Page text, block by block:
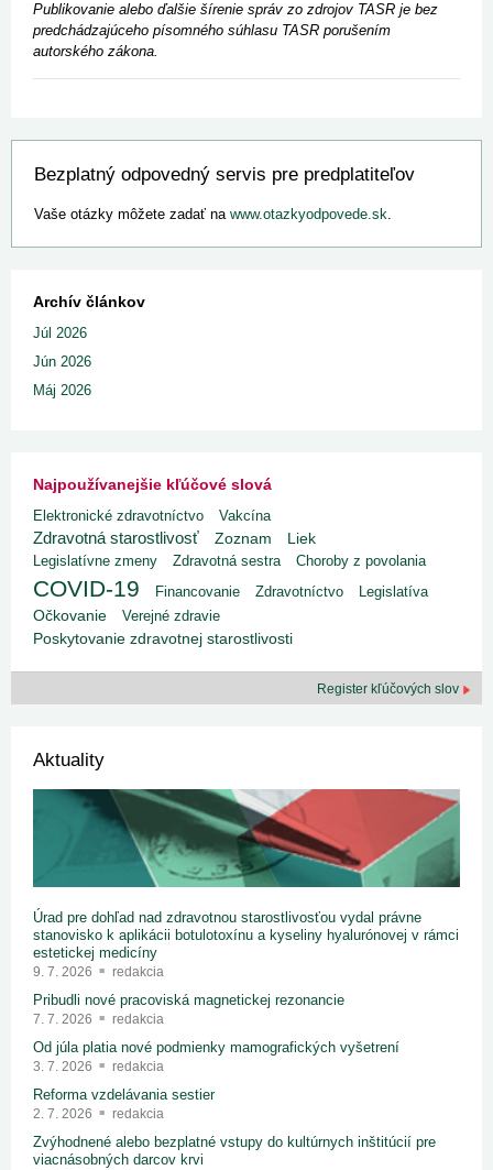
Publikovanie alebo ďalšie šírenie správ zo zdrojov TASR je bez
predchádzajúceho písomného súhlasu TASR porušením
autorského zákona.
Bezplatný odpovedný servis pre predplatiteľov
Vaše otázky môžete zadať na www.otazkyodpovede.sk.
Archív článkov
Júl 2026
Jún 2026
Máj 2026
Najpoužívanejšie kľúčové slová
Elektronické zdravotníctvo Vakcína
Zdravotná starostlivosť Zoznam Liek
Legislatívne zmeny Zdravotná sestra Choroby z povolania
COVID-19 Financovanie Zdravotníctvo
Legislatíva
Očkovanie
Verejné zdravie
Poskytovanie zdravotnej starostlivosti
Register kľúčových slov
Aktuality
Úrad pre dohľad nad zdravotnou starostlivosťou vydal právne
stanovisko k aplikácii botulotoxínu a kyseliny hyalurónovej v rámci
estetickej medicíny
9. 7. 2026 redakcia
Pribudli nové pracoviská magnetickej rezonancie
7. 7. 2026 redakcia
Od júla platia nové podmienky mamografických vyšetrení
3. 7. 2026 redakcia
Reforma vzdelávania sestier
2. 7. 2026 redakcia
Zvýhodnené alebo bezplatné vstupy do kultúrnych inštitúcií pre
viacnásobných darcov krvi